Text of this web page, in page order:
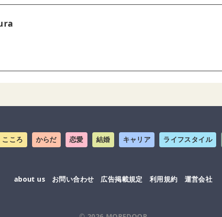
こころ からだ 恋愛 結婚 キャリア ライフスタイル
about us お問い合わせ 広告掲載規定 利用規約 運営会社